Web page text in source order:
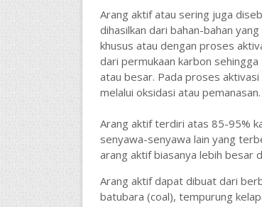
Arang aktif atau sering juga
dihasilkan dari bahan-bahan
khusus atau dengan proses
dari permukaan karbon
atau besar. Pada proses
melalui oksidasi atau pemanasan.
Arang aktif terdiri atas 85-95%
senyawa-senyawa lain yang
arang aktif biasanya lebih besar
Arang aktif dapat dibuat dari
batubara (coal), tempurung